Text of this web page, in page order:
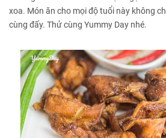
xoa. Món ăn cho mọi độ tuổi này không
cùng đấy. Thử cùng Yummy Day nhé.